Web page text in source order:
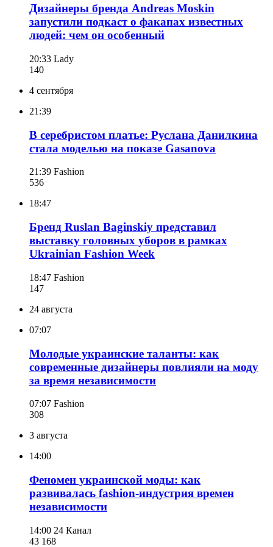
Дизайнеры бренда Andreas Moskin
запустили подкаст о факапах известных
людей: чем он особенный
20:33 Lady
140
4 сентября
21:39
В серебристом платье: Руслана Данилкина
стала моделью на показе Gasanova
21:39 Fashion
536
18:47
Бренд Ruslan Baginskiy представил
выставку головных уборов в рамках
Ukrainian Fashion Week
18:47 Fashion
147
24 августа
07:07
Молодые украинские таланты: как
современные дизайнеры повлияли на моду
за время независимости
07:07 Fashion
308
3 августа
14:00
Феномен украинской моды: как
развивалась fashion-индустрия времен
независимости
14:00 24 Канал
43 168